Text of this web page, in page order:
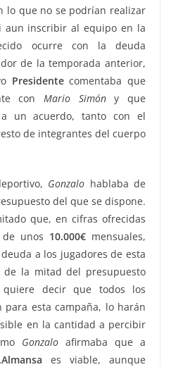
lo que no se podrían realizar
aun inscribir al equipo en la
ocurre con la deuda
de la temporada anterior,
Presidentecomentaba que
con Mario Simóny que
un acuerdo, tanto con el
de integrantes del cuerpo
Gonzalo hablaba de
del que se dispone.
que, en cifras ofrecidas
unos 10.000€ mensuales,
a los jugadores de esta
de la mitad del presupuesto
decir que todos los
esta campaña, lo harán
en la cantidad a percibir
Gonzalo afirmaba que a
es viable, aunque